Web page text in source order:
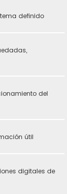
definido
del
útil
digitales de